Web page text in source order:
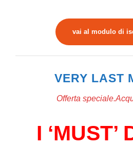
vai al modulo di
VERY LAST
Offerta
I ‘MUST’